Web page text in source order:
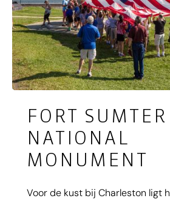
FORT SUMTER
NATIONAL
MONUMENT
Voor de kust bij Charleston ligt